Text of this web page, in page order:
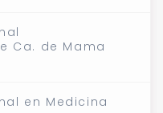
Ca. de Mama
en Medicina